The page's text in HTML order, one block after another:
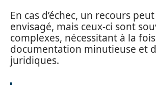
En cas d’échec, un recours
envisagé, mais ceux-ci sont
complexes, nécessitant à la
documentation minutieuse et
juridiques.